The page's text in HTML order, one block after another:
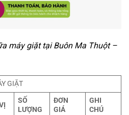
máy giặt tại Buôn Ma Thuột –
GIẶT
SỐ
LƯỢNG
ĐƠN
GIÁ
GHI
CHÚ